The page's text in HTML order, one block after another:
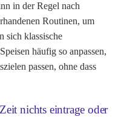
in der Regel nach
Routinen, um
sich klassische
häufig so anpassen,
passen, ohne dass
nichts eintrage oder